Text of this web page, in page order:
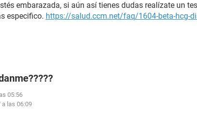
embarazada, si aún así tienes dudas realízate un
especifico. https://salud.ccm.net/faq/1604-beta-hcg-
05:56
a las 06:09